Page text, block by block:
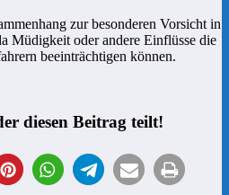
zur besonderen Vorsicht in
Müdigkeit oder andere Einflüsse die
beeinträchtigen können.
diesen Beitrag teilt!